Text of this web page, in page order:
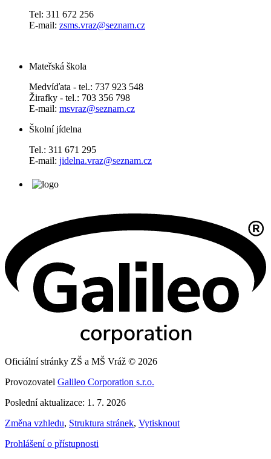
Tel: 311 672 256
E-mail: zsms.vraz@seznam.cz
Mateřská škola
Medvíďata - tel.: 737 923 548
Žirafky - tel.: 703 356 798
E-mail: msvraz@seznam.cz
Školní jídelna
Tel.: 311 671 295
E-mail: jidelna.vraz@seznam.cz
Oficiální stránky ZŠ a MŠ Vráž © 2026
Provozovatel Galileo Corporation s.r.o.
Poslední aktualizace: 1. 7. 2026
Změna vzhledu, Struktura stránek, Vytisknout
Prohlášení o přístupnosti